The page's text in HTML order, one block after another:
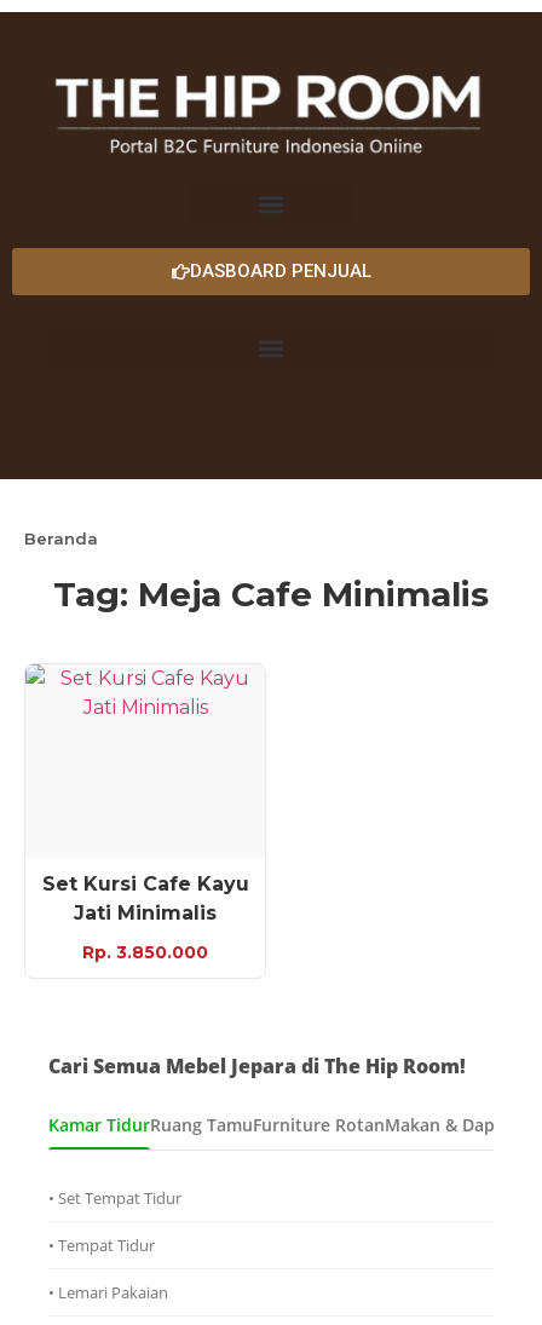
DASBOARD PENJUAL
Beranda
Tag: Meja Cafe Minimalis
Set Kursi Cafe Kayu
Jati Minimalis
Rp. 3.850.000
Cari Semua Mebel Jepara di The Hip Room!
Kamar TidurRuang TamuFurniture RotanMakan & Dapur
• Set Tempat Tidur
• Tempat Tidur
• Lemari Pakaian